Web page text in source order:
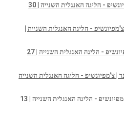
וולברהמפטון נגד רקסהאם | צ'מפיונשיפ - הליגה האנגלית השנייה | 30
צ'מפיונשיפ - הליגה האנגלית השנייה |
וולברהמפטון נגד מידלסברו | צ'מפיונשיפ - הליגה האנגלית השנייה | 27
| צ'מפיונשיפ - הליגה האנגלית השנייה
וולברהמפטון נגד לינקולן סיטי | צ'מפיונשיפ - הליגה האנגלית השנייה | 13